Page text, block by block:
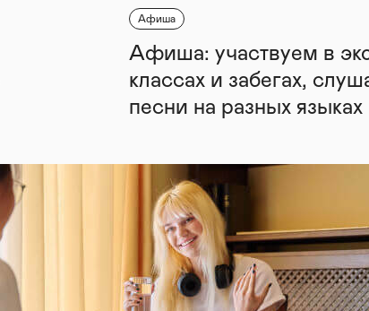
Афиша
Афиша: участвуем в
классах и забегах,
песни на разных